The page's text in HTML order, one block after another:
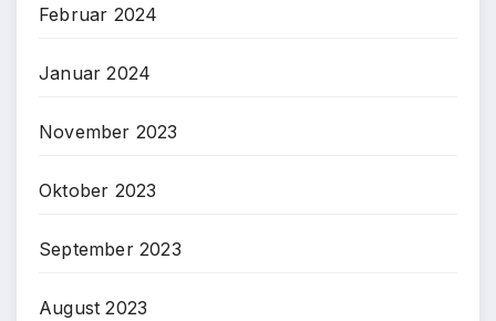
Februar 2024
Januar 2024
November 2023
Oktober 2023
September 2023
August 2023